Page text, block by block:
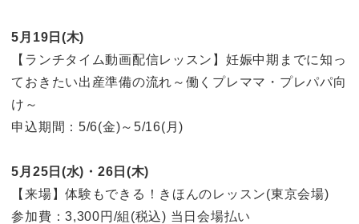
5月19日(木)
【ランチタイム動画配信レッスン】妊娠中期までに知っ
ておきたい出産準備の流れ～働くプレママ・プレパパ向
け～
申込期間：5/6(金)～5/16(月)
5月25日(水)・26日(木)
【来場】体験もできる！きほんのレッスン(東京会場)
参加費：3,300円/組(税込) 当日会場払い